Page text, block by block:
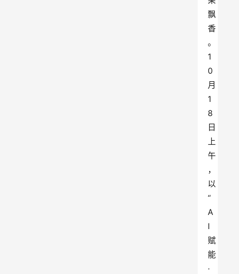
飘
香
。
1
0
月
1
8
日
上
午
，
以
“
A
I
赋
能
·